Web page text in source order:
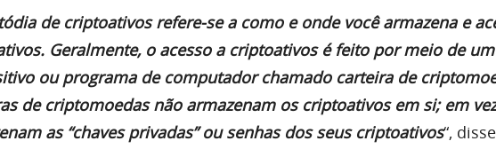
de criptoativos refere-se a como e onde você armazena e
Geralmente, o acesso a criptoativos é feito por meio de um
ou programa de computador chamado carteira de
de criptomoedas não armazenam os criptoativos em si; em
as “chaves privadas” ou senhas dos seus criptoativos“,